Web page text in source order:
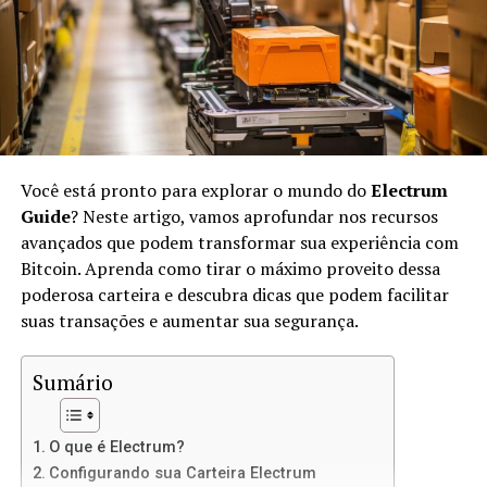
No IPFS, os arquivos são identificados por suas
hashes
únicas, em vez de endereços URL. Isso significa que,
quando você acessar um arquivo, estará acessando sua
versão exata, não importa onde ele esteja armazenado.
O IPFS usa conceitos depeer-to-peer(P2P) para
transferir arquivos diretamente entre os usuários.
Vantagens de Usar IPFS para Sites
Estáticos
Usar IPFS para hospedar sites estáticos oferece várias
vantagens:
Descentralização:
falha, o que significa mais resiliência contra
ataques e censura.
Velocidade:Como os arquivos são distribuídos
Você está pronto para explorar o mundo doElectrum
Guide? Neste artigo, vamos aprofundar nos recursos
avançados que podem transformar sua experiência com
Bitcoin. Aprenda como tirar o máximo proveito dessa
poderosa carteira e descubra dicas que podem facilitar
suas transações e aumentar sua segurança.
Sumário
O que é Electrum?
Configurando sua Carteira Electrum